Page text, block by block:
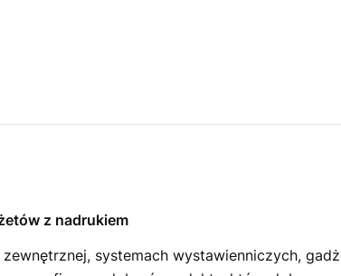
z nadrukiem
systemach wystawienniczych,